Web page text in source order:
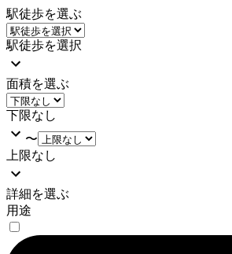
駅徒歩を選ぶ
駅徒歩を選択
面積を選ぶ
下限なし
〜
上限なし
詳細を選ぶ
用途